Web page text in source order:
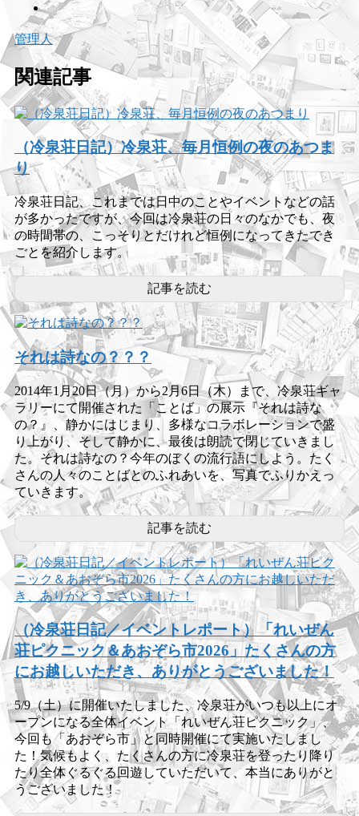
管理人
関連記事
（冷泉荘日記）冷泉荘、毎月恒例の夜のあつま
り
冷泉荘日記、これまでは日中のことやイベントなどの話
が多かったですが、今回は冷泉荘の日々のなかでも、夜
の時間帯の、こっそりとだけれど恒例になってきたでき
ごとを紹介します。
記事を読む
それは詩なの？？？
2014年1月20日（月）から2月6日（木）まで、冷泉荘ギャ
ラリーにて開催された「ことば」の展示『それは詩な
の？』、静かにはじまり、多様なコラボレーションで盛
り上がり、そして静かに、最後は朗読で閉じていきまし
た。それは詩なの？今年のぼくの流行語にしよう。たく
さんの人々のことばとのふれあいを、写真でふりかえっ
ていきます。
記事を読む
（冷泉荘日記／イベントレポート）「れいぜん
荘ピクニック＆あおぞら市2026」たくさんの方
にお越しいただき、ありがとうございました！
5/9（土）に開催いたしました、冷泉荘がいつも以上にオ
ープンになる全体イベント「れいぜん荘ピクニック」、
今回も「あおぞら市」と同時開催にて実施いたしまし
た！気候もよく、たくさんの方に冷泉荘を登ったり降り
たり全体ぐるぐる回遊していただいて、本当にありがと
うございました！